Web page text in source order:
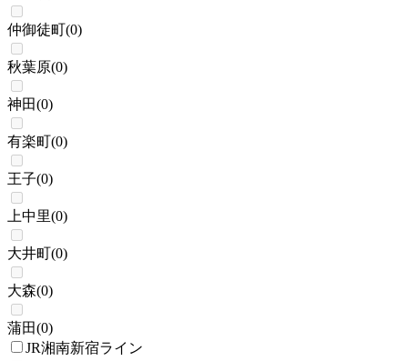
仲御徒町(0)
秋葉原(0)
神田(0)
有楽町(0)
王子(0)
上中里(0)
大井町(0)
大森(0)
蒲田(0)
JR湘南新宿ライン